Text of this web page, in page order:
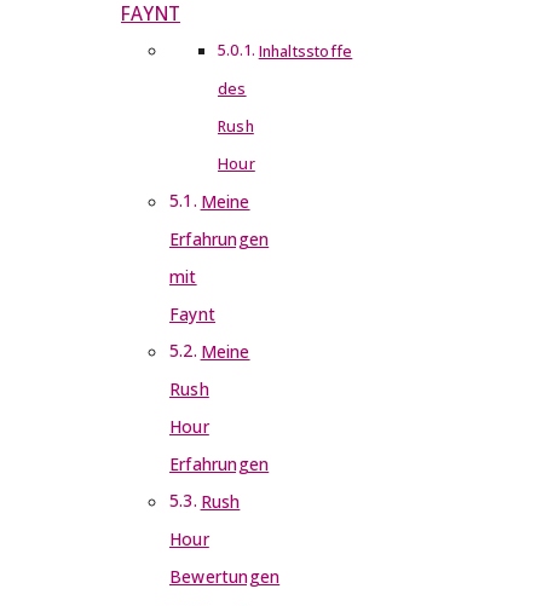
FAYNT
Inhaltsstoffe
des
Rush
Hour
Meine
Erfahrungen
mit
Faynt
Meine
Rush
Hour
Erfahrungen
Rush
Hour
Bewertungen